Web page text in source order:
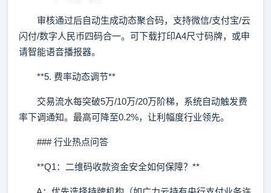
审核通过后自动生成动态聚合码，支持微信/支付宝/云
闪付/数字人民币四码合一。可下载打印A4尺寸码牌，或申
请智能语音播报器。
**5. 费率动态调节**
交易流水每突破5万/10万/20万阶梯，系统自动触发费
率下调通知。最高可降至0.2%，让利幅度行业领先。
### 行业热点问答
**Q1：二维码收款资金安全如何保障？**